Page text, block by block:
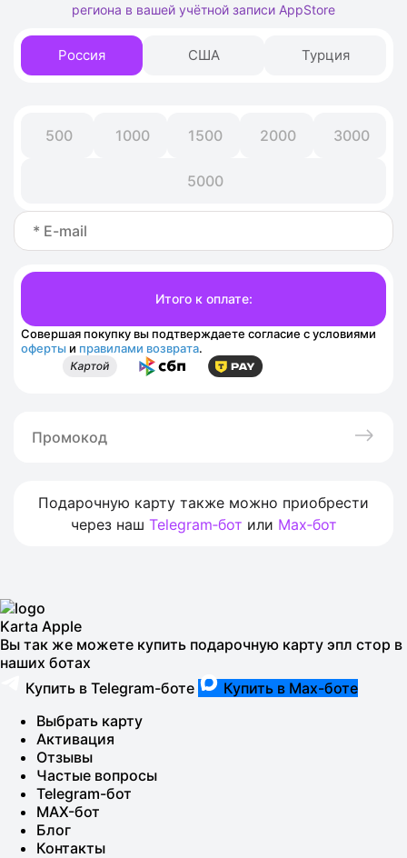
региона в вашей учётной записи AppStore
Совершая покупку вы подтверждаете согласие с условиями
оферты и правилами возврата.
Подарочную карту также можно приобрести
через наш Telegram‑бот или Max‑бот
Россия США Турция
500 1000 1500 2000 3000
5000
Karta Apple
Вы так же можете купить подарочную карту эпл стор в
наших ботах
Купить в Telegram-боте
Купить в Max-боте
Выбрать карту
Активация
Отзывы
Частые вопросы
Telegram-бот
MAX-бот
Блог
Контакты